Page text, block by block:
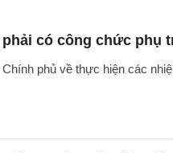
có công chức phụ
phủ về thực hiện các